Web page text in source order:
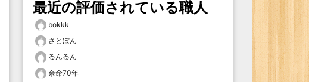
最近の評価されている職人
bokkk
さとぽん
るんるん
余命70年